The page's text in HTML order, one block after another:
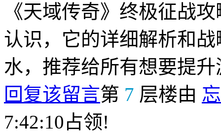
《天域传奇》终极征战
认识，它的详细解析和
水，推荐给所有想要提
回复该留言第 7 层楼由
7:42:10占领!